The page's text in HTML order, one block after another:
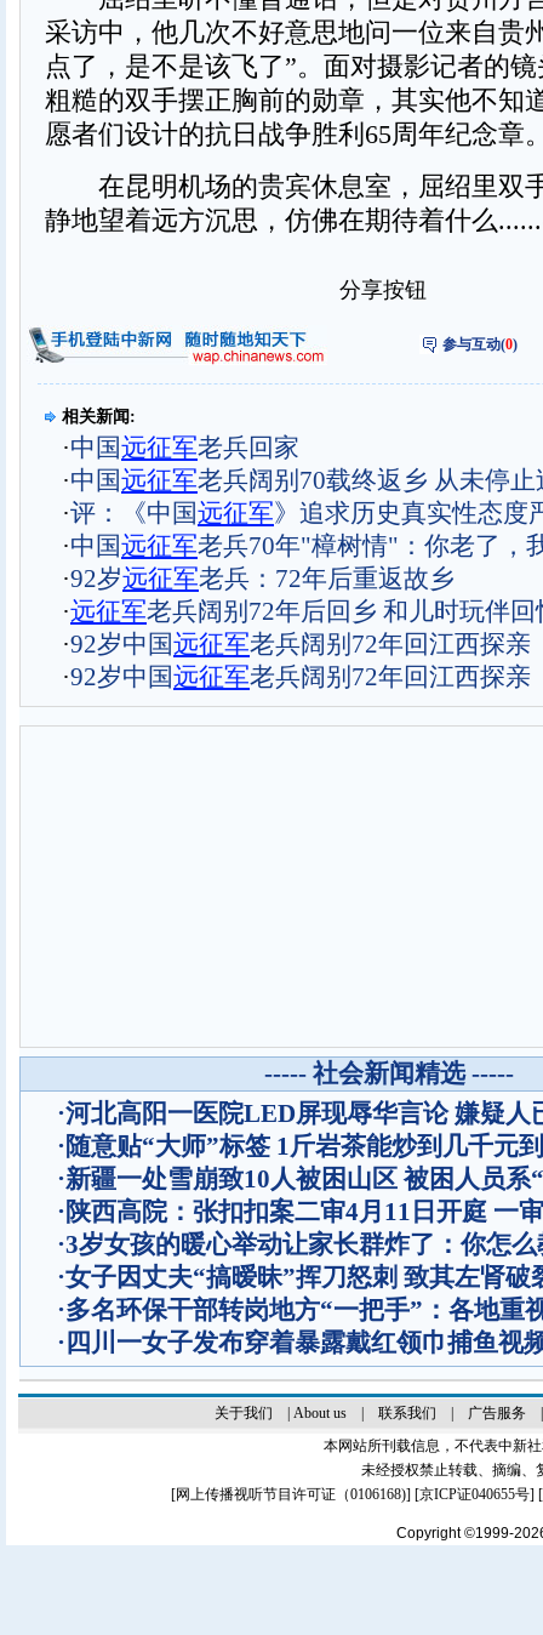
采访中，他几次不好意思地问一位来自贵
点了，是不是该飞了”。面对摄影记者的
粗糙的双手摆正胸前的勋章，其实他不知
愿者们设计的抗日战争胜利65周年纪念章
在昆明机场的贵宾休息室，屈绍里双
静地望着远方沉思，仿佛在期待着什么
分享按钮
参与互动(0)
相关新闻:
·中国远征军老兵回家
·中国远征军老兵阔别70载终返乡 从未停止
·评：《中国远征军》追求历史真实性态度
·中国远征军老兵70年"樟树情"：你老了，
·92岁远征军老兵：72年后重返故乡
·远征军老兵阔别72年后回乡 和儿时玩伴回
·92岁中国远征军老兵阔别72年回江西探亲
·92岁中国远征军老兵阔别72年回江西探亲
----- 社会新闻精选 -----
·河北高阳一医院LED屏现辱华言论 嫌疑人
·随意贴“大师”标签 1斤岩茶能炒到几千元
·新疆一处雪崩致10人被困山区 被困人员系
·陕西高院：张扣扣案二审4月11日开庭 一
·3岁女孩的暖心举动让家长群炸了：你怎
·女子因丈夫“搞暧昧”挥刀怒刺 致其左肾破
·多名环保干部转岗地方“一把手”：各地重
· 四川一女子发布穿着暴露戴红领巾捕鱼视
关于我们 About us| 联系我们 广告服务
本网站所刊载信息，不代表中新
未经授权禁止转载、摘编、
[网上传播视听节目许可证（0106168)] [京ICP证040655号]
Copyright ©1999-